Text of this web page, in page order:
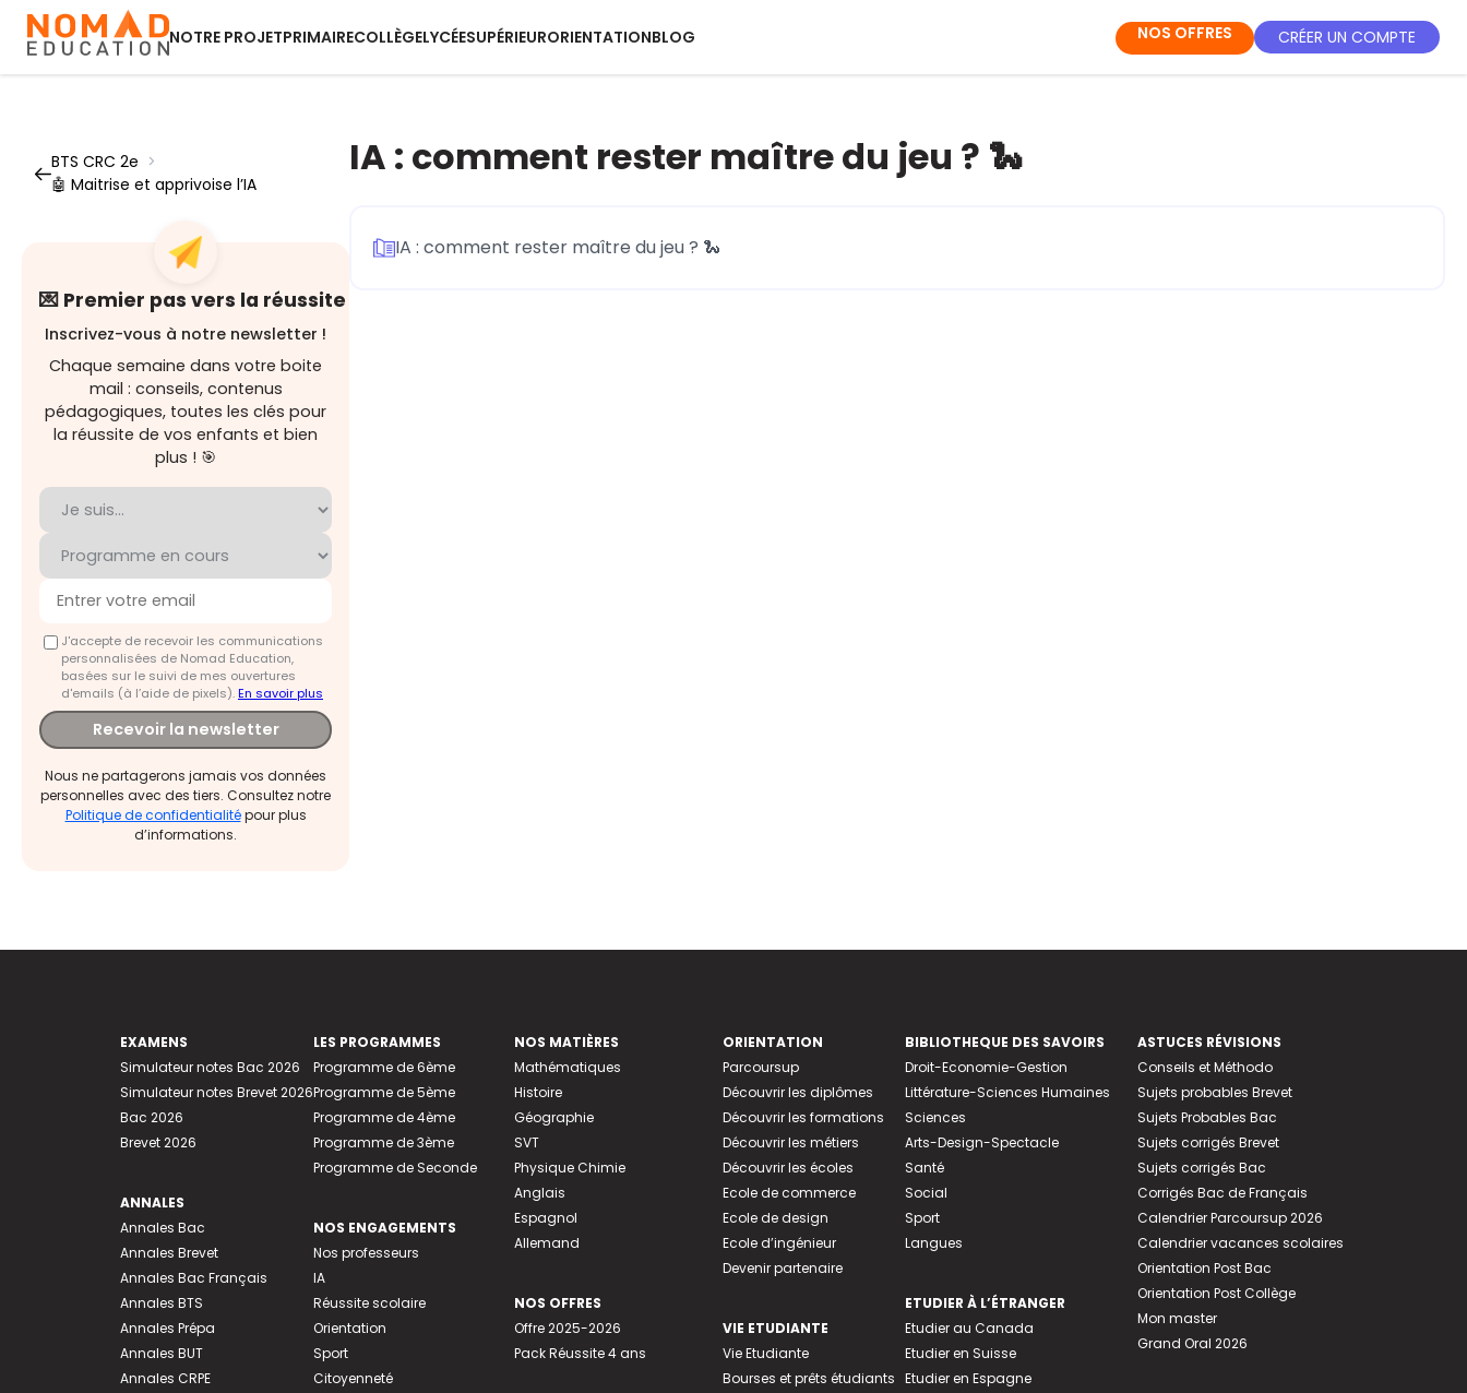
NOTRE PROJETPRIMAIRECOLLÈGELYCÉESUPÉRIEURORIENTATIONBLOG NOS OFFRES CRÉER UN COMPTE
BTS CRC 2e >
🤖 Maitrise et apprivoise l’IA
💌 Premier pas vers la réussite
Inscrivez-vous à notre newsletter !
Chaque semaine dans votre boite
mail : conseils, contenus
pédagogiques, toutes les clés pour
la réussite de vos enfants et bien
plus ! 🎯
J'accepte de recevoir les communications
personnalisées de Nomad Education,
basées sur le suivi de mes ouvertures
d'emails (à l’aide de pixels).En savoir plus
Recevoir la newsletter
Nous ne partagerons jamais vos données
personnelles avec des tiers. Consultez notre
Politique de confidentialitépour plus
d’informations.
IA : comment rester maître du jeu ? 🐍
IA : comment rester maître du jeu ? 🐍
EXAMENS
Simulateur notes Bac 2026
Simulateur notes Brevet 2026
Bac 2026
Brevet 2026
ANNALES
Annales Bac
Annales Brevet
Annales Bac Français
Annales BTS
Annales Prépa
Annales BUT
Annales CRPE
LES PROGRAMMES
Programme de 6ème
Programme de 5ème
Programme de 4ème
Programme de 3ème
Programme de Seconde
NOS ENGAGEMENTS
Nos professeurs
IA
Réussite scolaire
Orientation
Sport
Citoyenneté
NOS MATIÈRES
Mathématiques
Histoire
Géographie
SVT
Physique Chimie
Anglais
Espagnol
Allemand
NOS OFFRES
Offre 2025-2026
Pack Réussite 4 ans
ORIENTATION
Parcoursup
Découvrir les diplômes
Découvrir les formations
Découvrir les métiers
Découvrir les écoles
Ecole de commerce
Ecole de design
Ecole d’ingénieur
Devenir partenaire
VIE ETUDIANTE
Vie Etudiante
Bourses et prêts étudiants
BIBLIOTHEQUE DES SAVOIRS
Droit-Economie-Gestion
Littérature-Sciences Humaines
Sciences
Arts-Design-Spectacle
Santé
Social
Sport
Langues
ETUDIER À L’ÉTRANGER
Etudier au Canada
Etudier en Suisse
Etudier en Espagne
ASTUCES RÉVISIONS
Conseils et Méthodo
Sujets probables Brevet
Sujets Probables Bac
Sujets corrigés Brevet
Sujets corrigés Bac
Corrigés Bac de Français
Calendrier Parcoursup 2026
Calendrier vacances scolaires
Orientation Post Bac
Orientation Post Collège
Mon master
Grand Oral 2026